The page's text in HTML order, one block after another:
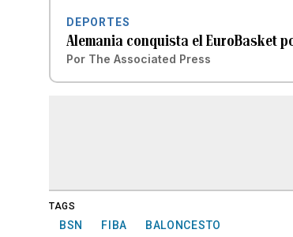
DEPORTES
Alemania conquista el EuroBasket
Por The Associated Press
TAGS
BSN FIBA BALONCESTO